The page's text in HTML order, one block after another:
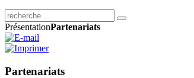
PrésentationPartenariats
Partenariats